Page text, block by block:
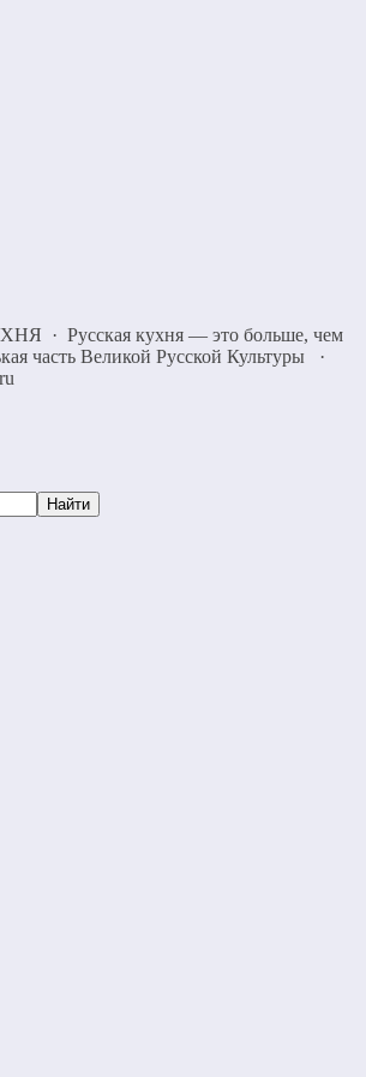
· Русская кухня — это больше, чем
часть Великой Русской Культуры
·